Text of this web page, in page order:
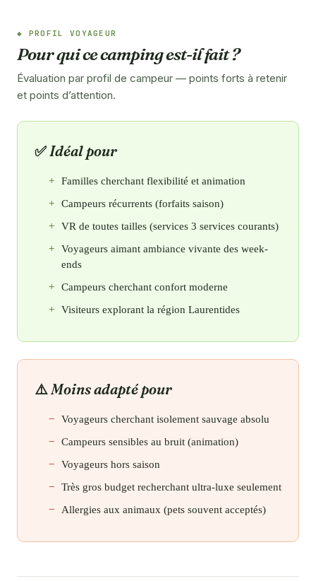
PROFIL VOYAGEUR
Pour qui ce camping est-il fait ?
Évaluation par profil de campeur — points forts à retenir
et points d’attention.
Idéal pour
Familles cherchant flexibilité et animation
Campeurs récurrents (forfaits saison)
VR de toutes tailles (services 3 services courants)
Voyageurs aimant ambiance vivante des week-
ends
Campeurs cherchant confort moderne
Visiteurs explorant la région Laurentides
Moins adapté pour
Voyageurs cherchant isolement sauvage absolu
Campeurs sensibles au bruit (animation)
Voyageurs hors saison
Très gros budget recherchant ultra-luxe seulement
Allergies aux animaux (pets souvent acceptés)